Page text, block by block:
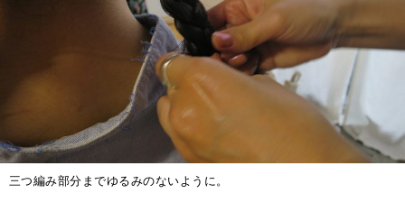
三つ編み部分までゆるみのないように。